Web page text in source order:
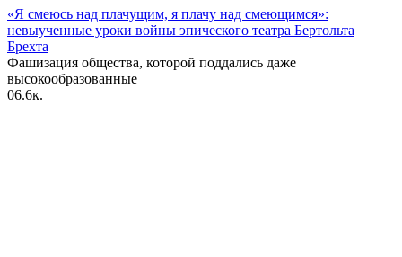
«Я смеюсь над плачущим, я плачу над смеющимся»:
невыученные уроки войны эпического театра Бертольта
Брехта
Фашизация общества, которой поддались даже
высокообразованные
06.6к.